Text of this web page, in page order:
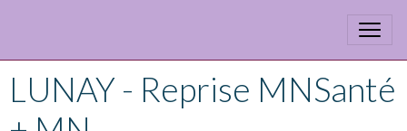
LUNAY - Reprise MNSanté